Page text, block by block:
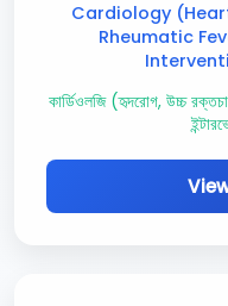
Cardiology
Rheumatic
কার্ডিওলজি (হৃদরোগ, উচ্চ